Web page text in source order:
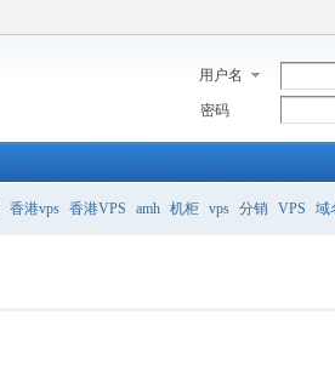
用户名
密码
香港vps 香港VPS amh 机柜 vps 分销 VPS 域